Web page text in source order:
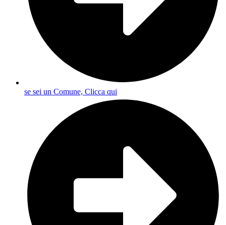
se sei un Comune, Clicca qui